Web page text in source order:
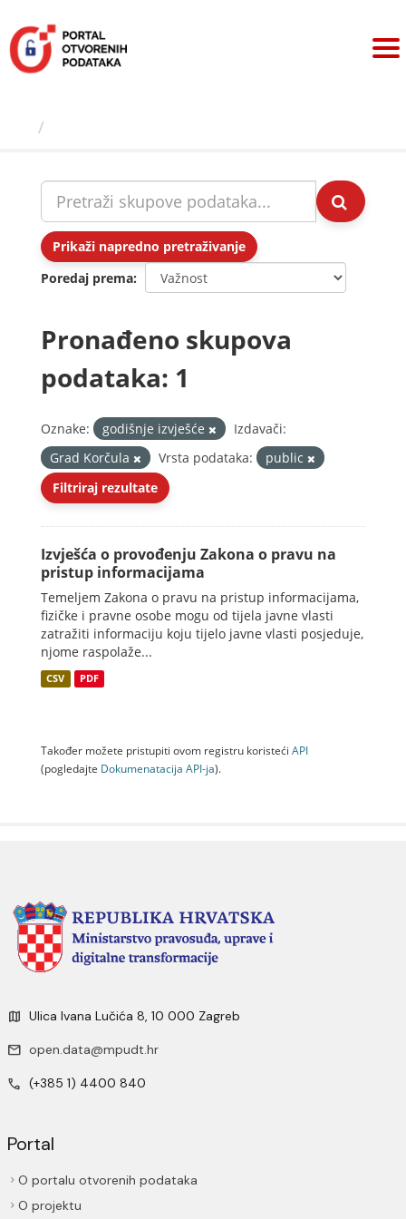
sadržaj
Prikaži napredno pretraživanje
Poredaj prema
Pronađeno skupova
podataka: 1
Oznake: godišnje izvješće
Izdavači:
Grad Korčula
Vrsta podataka:
public
Filtriraj rezultate
Izvješća o provođenju Zakona o pravu na
pristup informacijama
Temeljem Zakona o pravu na pristup informacijama,
fizičke i pravne osobe mogu od tijela javne vlasti
zatražiti informaciju koju tijelo javne vlasti posjeduje,
njome raspolaže...
CSV PDF
Također možete pristupiti ovom registru koristeći API
(pogledajte Dokumenаtаcijа API-jа).